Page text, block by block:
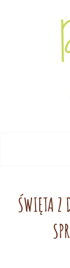
Dziecko,
ŚWIĘTA Z